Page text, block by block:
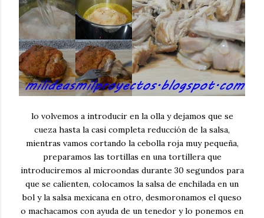
lo volvemos a introducir en la olla y dejamos que se
cueza hasta la casi completa reducción de la salsa,
mientras vamos cortando la cebolla roja muy pequeña,
preparamos las tortillas en una tortillera que
introduciremos al microondas durante 30 segundos para
que se calienten, colocamos la salsa de enchilada en un
bol y la salsa mexicana en otro, desmoronamos el queso
o machacamos con ayuda de un tenedor y lo ponemos en